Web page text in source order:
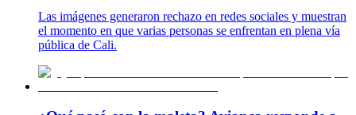
Las imágenes generaron rechazo en redes sociales y muestran
el momento en que varias personas se enfrentan en plena vía
pública de Cali.